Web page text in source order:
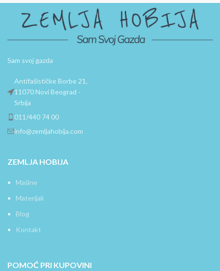
Sam svoj gazda
Antifašističke Borbe 21,
11070 Novi Beograd -
Srbija
011/440 74 00
info@zemljahobija.com
ZEMLJA HOBIJA
Mašine
Materijali
Blog
Kontakt
POMOĆ PRI KUPOVINI